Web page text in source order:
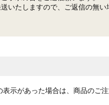
いたしますので、ご返信の無
示があった場合は、商品のご